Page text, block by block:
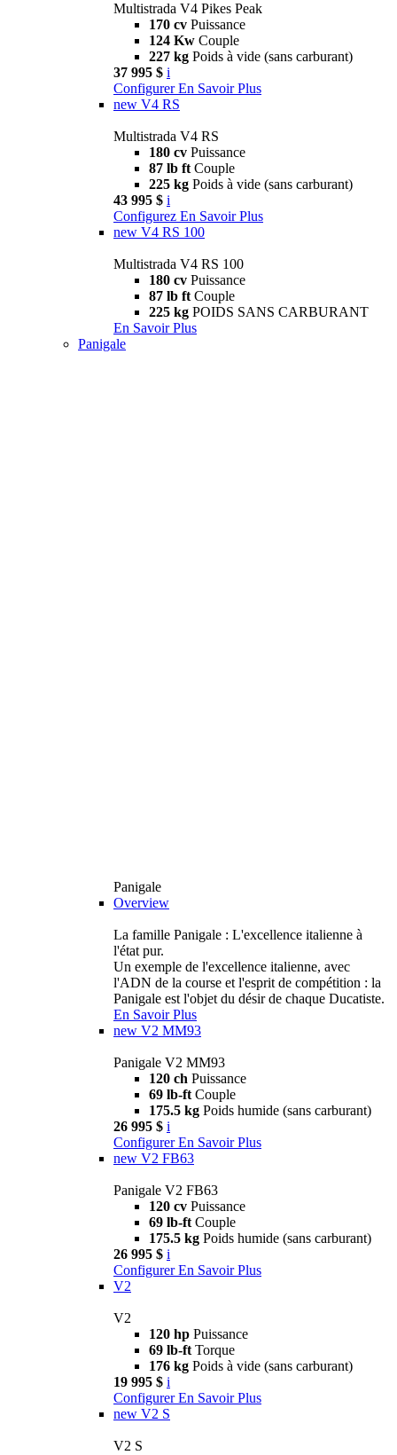
Multistrada V4 Pikes Peak
170 cv Puissance
124 Kw Couple
227 kg Poids à vide (sans carburant)
37 995 $ i
Configurer En Savoir Plus
new V4 RS
Multistrada V4 RS
180 cv Puissance
87 lb ft Couple
225 kg Poids à vide (sans carburant)
43 995 $ i
Configurez En Savoir Plus
new V4 RS 100
Multistrada V4 RS 100
180 cv Puissance
87 lb ft Couple
225 kg POIDS SANS CARBURANT
En Savoir Plus
Panigale
Panigale
Overview
La famille Panigale : L'excellence italienne à
l'état pur.
Un exemple de l'excellence italienne, avec
l'ADN de la course et l'esprit de compétition : la
Panigale est l'objet du désir de chaque Ducatiste.
En Savoir Plus
new V2 MM93
Panigale V2 MM93
120 ch Puissance
69 lb-ft Couple
175.5 kg Poids humide (sans carburant)
26 995 $ i
Configurer En Savoir Plus
new V2 FB63
Panigale V2 FB63
120 cv Puissance
69 lb-ft Couple
175.5 kg Poids humide (sans carburant)
26 995 $ i
Configurer En Savoir Plus
V2
V2
120 hp Puissance
69 lb-ft Torque
176 kg Poids à vide (sans carburant)
19 995 $ i
Configurer En Savoir Plus
new V2 S
V2 S